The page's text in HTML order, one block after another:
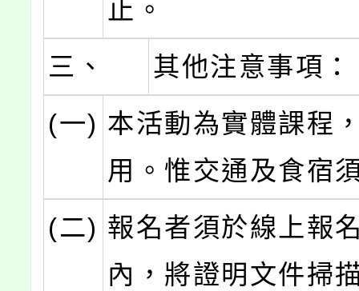
止。
三、
其他注意事項：
(一) 本活動為實體課程
用。惟交通及食宿
(二) 報名者須於線上報
內，將證明文件掃